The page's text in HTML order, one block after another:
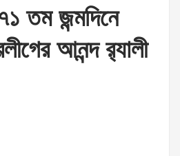
তম জন্মদিনে
আনন্দ র‌্যালী